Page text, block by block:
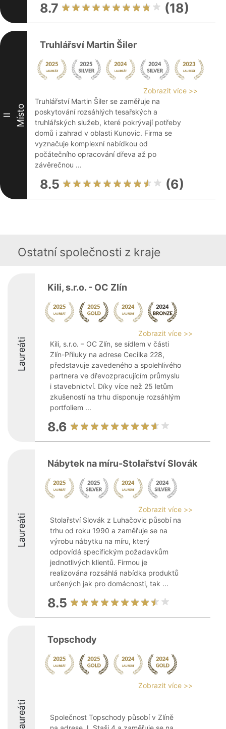
8.7 (18)
II Místo
Truhlářsví Martin Šiler
Zobrazit více >>
Truhlářství Martin Šiler se zaměřuje na
poskytování rozsáhlých tesařských a
truhlářských služeb, které pokrývají potřeby
domů i zahrad v oblasti Kunovic. Firma se
vyznačuje komplexní nabídkou od
počátečního opracování dřeva až po
závěrečnou ...
8.5 (6)
Ostatní společnosti z kraje
Laureáti
Kili, s.r.o. - OC Zlín
Zobrazit více >>
Kili, s.r.o. – OC Zlín, se sídlem v části
Zlín-Příluky na adrese Cecilka 228,
představuje zavedeného a spolehlivého
partnera ve dřevozpracujícím průmyslu
i stavebnictví. Díky více než 25 letům
zkušeností na trhu disponuje rozsáhlým
portfoliem ...
8.6
Laureáti
Nábytek na míru-Stolařství Slovák
Zobrazit více >>
Stolařství Slovák z Luhačovic působí na
trhu od roku 1990 a zaměřuje se na
výrobu nábytku na míru, který
odpovídá specifickým požadavkům
jednotlivých klientů. Firmou je
realizována rozsáhlá nabídka produktů
určených jak pro domácnosti, tak ...
8.5
Laureáti
Topschody
Zobrazit více >>
Společnost Topschody působí v Zlíně